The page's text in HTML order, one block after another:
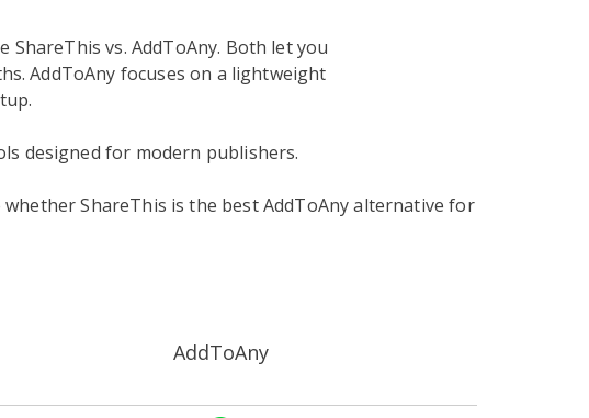
vs. AddToAny. Both let you
AddToAny focuses on a lightweight
designed for modern publishers.
ShareThis is the best AddToAny alternative for
AddToAny